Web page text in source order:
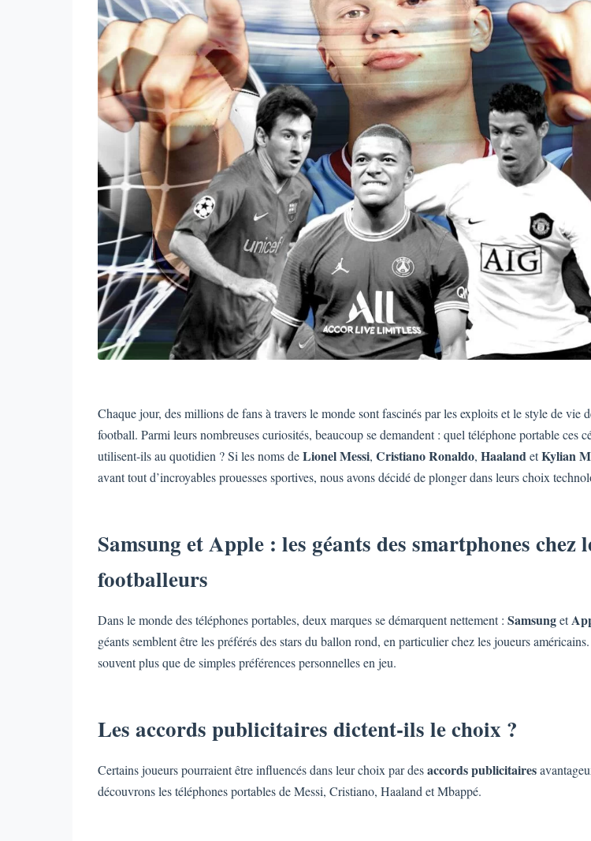
Chaque jour, des millions de fans à travers le monde sont fascinés par les exploits et le style de vie
football. Parmi leurs nombreuses curiosités, beaucoup se demandent : quel téléphone portable ces
utilisent-ils au quotidien ? Si les noms deLionel Messi, Cristiano Ronaldo, HaalandetKylian
avant tout d’incroyables prouesses sportives, nous avons décidé de plonger dans leurs choix
Samsung et Apple : les géants des smartphones chez
footballeurs
Dans le monde des téléphones portables, deux marques se démarquent nettement : Samsunget
géants semblent être les préférés des stars du ballon rond, en particulier chez les joueurs
souvent plus que de simples préférences personnelles en jeu.
Les accords publicitaires dictent-ils le choix ?
Certains joueurs pourraient être influencés dans leur choix par desaccords publicitaires
découvrons les téléphones portables de Messi, Cristiano, Haaland et Mbappé.